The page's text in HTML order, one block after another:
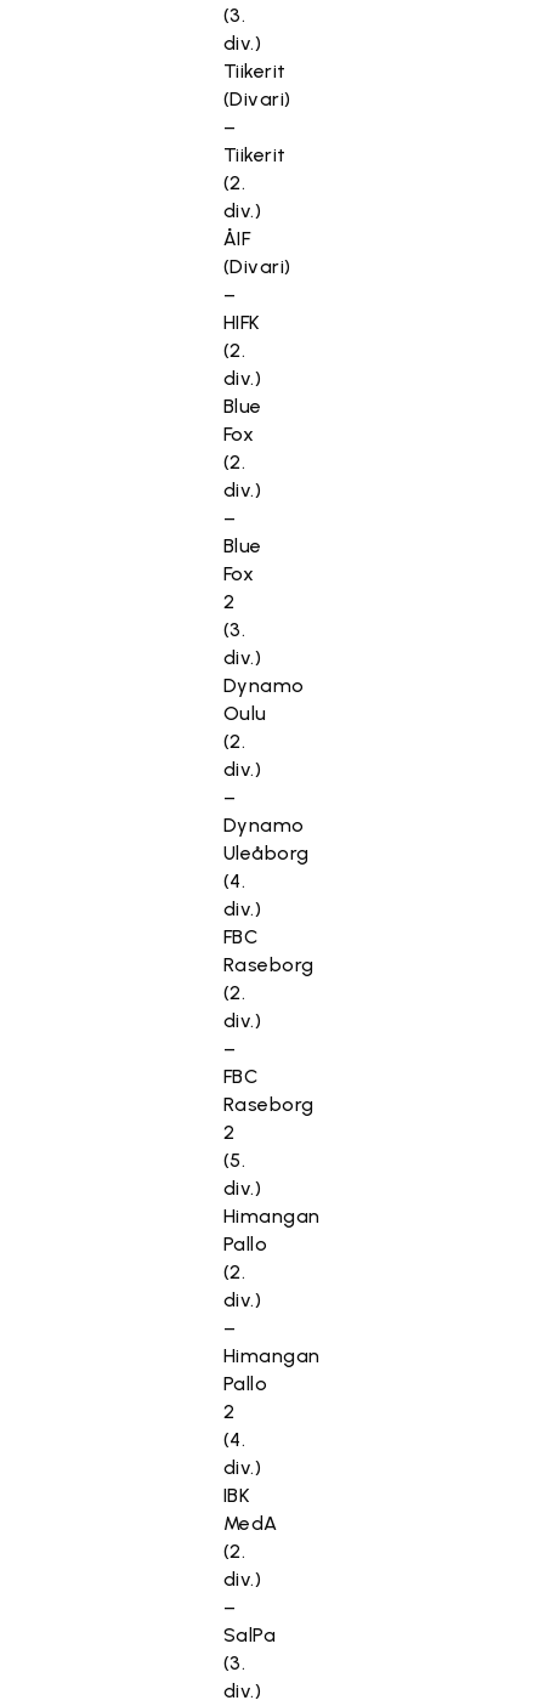
(3.
div.)
Tiikerit
(Divari)
–
Tiikerit
(2.
div.)
ÅIF
(Divari)
–
HIFK
(2.
div.)
Blue
Fox
(2.
div.)
–
Blue
Fox
2
(3.
div.)
Dynamo
Oulu
(2.
div.)
–
Dynamo
Uleåborg
(4.
div.)
FBC
Raseborg
(2.
div.)
–
FBC
Raseborg
2
(5.
div.)
Himangan
Pallo
(2.
div.)
–
Himangan
Pallo
2
(4.
div.)
IBK
MedA
(2.
div.)
–
SalPa
(3.
div.)